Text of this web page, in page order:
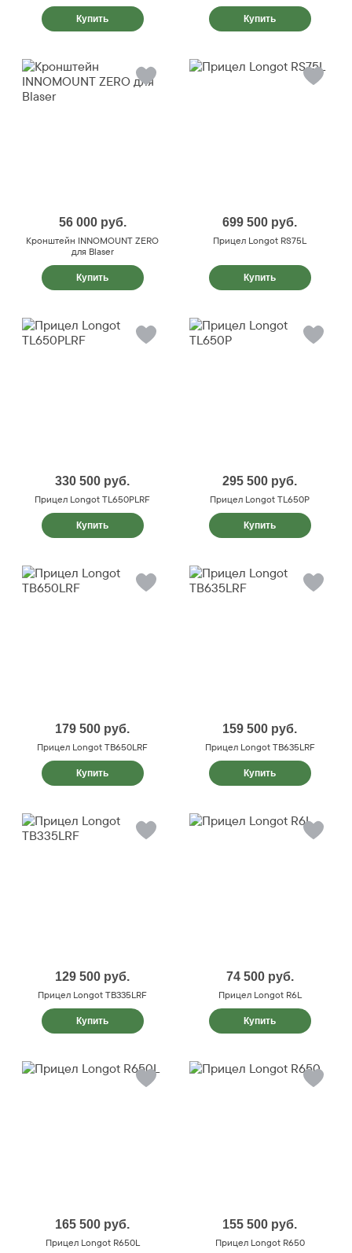
Купить Купить
56 000 руб.
Кронштейн INNOMOUNT ZERO
для Blaser
Купить
699 500 руб.
Прицел Longot RS75L
Купить
330 500 руб.
Прицел Longot TL650PLRF
Купить
295 500 руб.
Прицел Longot TL650P
Купить
179 500 руб.
Прицел Longot TB650LRF
Купить
159 500 руб.
Прицел Longot TB635LRF
Купить
129 500 руб.
Прицел Longot TB335LRF
Купить
74 500 руб.
Прицел Longot R6L
Купить
165 500 руб.
Прицел Longot R650L
155 500 руб.
Прицел Longot R650